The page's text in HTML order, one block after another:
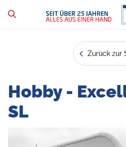
Zurück zur
Hobby -
SL